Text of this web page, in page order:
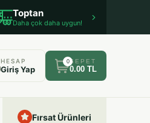
Toptan
Daha çok daha uygun!
HESAP
Giriş Yap
0 SEPET
0.00 TL
Fırsat Ürünleri